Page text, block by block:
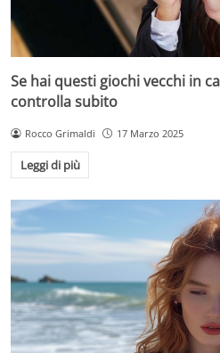
Se hai questi giochi vecchi in
controlla subito
Rocco Grimaldi 17 Marzo 2025
Leggi di più